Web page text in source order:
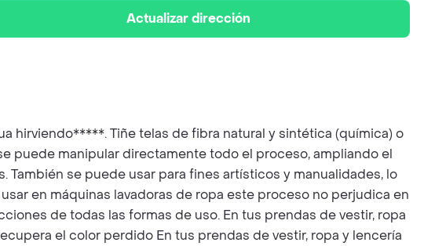
Actualizar dirección
hirviendo*****. Tiñe telas de fibra natural y sintética (química) o
puede manipular directamente todo el proceso, ampliando el
se puede usar para fines artísticos y manualidades, lo
en máquinas lavadoras de ropa este proceso no perjudica en
de todas las formas de uso. En tus prendas de vestir, ropa
el color perdido En tus prendas de vestir, ropa y lencería